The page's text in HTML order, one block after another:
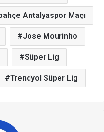
Antalyaspor Maçı
Jose Mourinho
Süper Lig
Trendyol Süper Lig